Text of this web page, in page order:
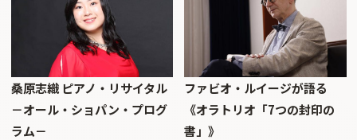
桑原志織 ピアノ・リサイタル
－オール・ショパン・プログ
ラム－
ファビオ・ルイージが語る
《オラトリオ「7つの封印の
書」》